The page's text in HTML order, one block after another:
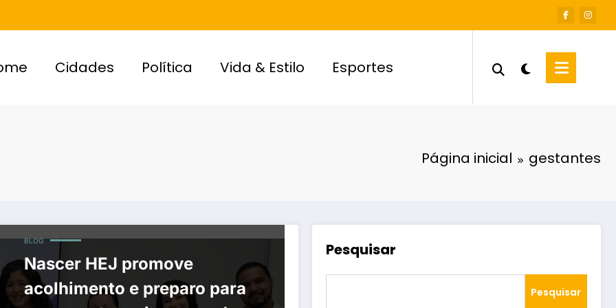
Cidades Política Vida & Estilo Esportes
Página inicial gestantes
BLOG
Nascer HEJ promove
acolhimento e preparo para
Pesquisar
Pesquisar